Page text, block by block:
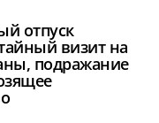
отпуск
визит на
подражание